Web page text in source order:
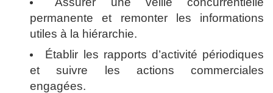
permanente et remonter les informations
utiles à la hiérarchie.
Établir les rapports d’activité périodiques
et suivre les actions commerciales
engagées.